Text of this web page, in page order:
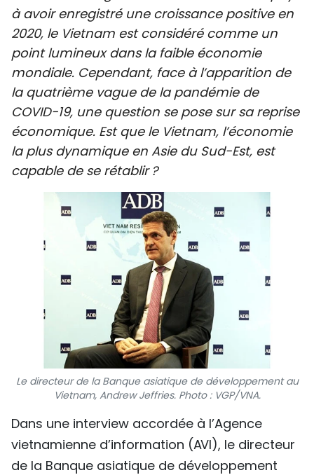
CULTURE
TOURISME
ENVIRONNEMENT
SPORT
FRANCOPHONIE
PAYS NATAL
INTERNATIONAL
MÉGASTORIE
INFOGRAPHIE
PHOTO
VIDÉO
À PROPOS DU "PEUPLE"
TIẾNG VIỆT
ENGLISH
à avoir enregistré une croissance positive en
2020, le Vietnam est considéré comme un
point lumineux dans la faible économie
mondiale. Cependant, face à l’apparition de
la quatrième vague de la pandémie de
COVID-19, une question se pose sur sa reprise
économique. Est que le Vietnam, l’économie
la plus dynamique en Asie du Sud-Est, est
capable de se rétablir ?
Le directeur de la Banque asiatique de développement au
Vietnam, Andrew Jeffries. Photo : VGP/VNA.
Dans une interview accordée à l’Agence
vietnamienne d’information (AVI), le directeur
de la Banque asiatique de développement